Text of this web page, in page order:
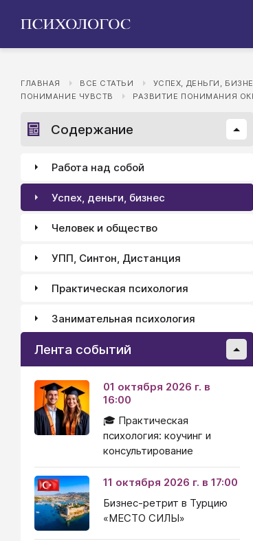
ГЛАВНАЯ ВСЕ СТАТЬИ УСПЕХ, ДЕНЬГИ,
ПОНИМАНИЕ ЧУВСТВ
РАЗВИТИЕ ПОНИМАНИЯ
Содержание
Работа над собой
Успех, деньги, бизнес
Человек и общество
УПП, Синтон, Дистанция
Практическая психология
Занимательная психология
Лента событий
01 октября 2026 г. в
16:00
🎓 Практическая
психология: коучинг и
консультирование
11 октября 2026 г. в 17:00
Бизнес-ретрит в Турцию
«МЕСТО СИЛЫ»